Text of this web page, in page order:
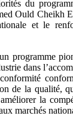
du
Ould Cheikh
et le
programme
dans
de la qualité,
la
marchés